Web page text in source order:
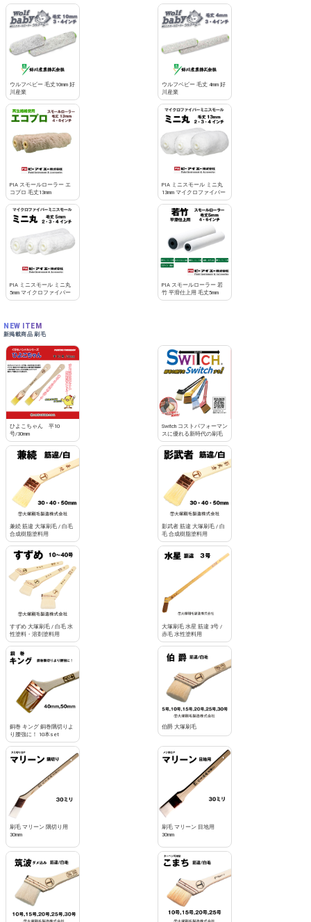
お買い物を続ける カートへ進む
ウルフベビー 毛丈10mm 好
川産業
ウルフベビー 毛丈 4mm 好
川産業
PIA スモールローラー エ
コプロ 毛丈13mm
PIA ミニスモール ミニ丸
13mm マイクロファイバー
PIA ミニスモール ミニ丸
5mm マイクロファイバー
PIA スモールローラー 若
竹 平滑仕上用 毛丈5mm
NEW ITEM
新掲載商品 刷毛
ひよこちゃん 平10
号/30mm
Switch コストパフォーマン
スに優れる新時代の刷毛
兼続 筋違 大塚刷毛 / 白毛
合成樹脂塗料用
影武者 筋違 大塚刷毛 / 白
毛 合成樹脂塗料用
すずめ 大塚刷毛 / 白毛 水
性塗料・溶剤塗料用
大塚刷毛 水星 筋違 3号 /
赤毛 水性塗料用
銅巻 キング 銅巻隅切りよ
り腰強に！ 10本set
伯爵 大塚刷毛
刷毛 マリーン 隅切り用
30mm
刷毛 マリーン 目地用
30mm